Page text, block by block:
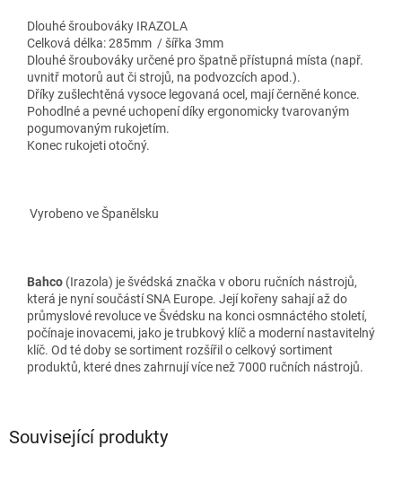
Dlouhé šroubováky IRAZOLA
Celková délka: 285mm / šířka 3mm
Dlouhé šroubováky určené pro špatně přístupná místa (např.
uvnitř motorů aut či strojů, na podvozcích apod.).
Dříky zušlechtěná vysoce legovaná ocel, mají černěné konce.
Pohodlné a pevné uchopení díky ergonomicky tvarovaným
pogumovaným rukojetím.
Konec rukojeti otočný.
Vyrobeno ve Španělsku
Bahco (Irazola) je švédská značka v oboru ručních nástrojů,
která je nyní součástí SNA Europe. Její kořeny sahají až do
průmyslové revoluce ve Švédsku na konci osmnáctého století,
počínaje inovacemi, jako je trubkový klíč a moderní nastavitelný
klíč. Od té doby se sortiment rozšířil o celkový sortiment
produktů, které dnes zahrnují více než 7000 ručních nástrojů.
Související produkty